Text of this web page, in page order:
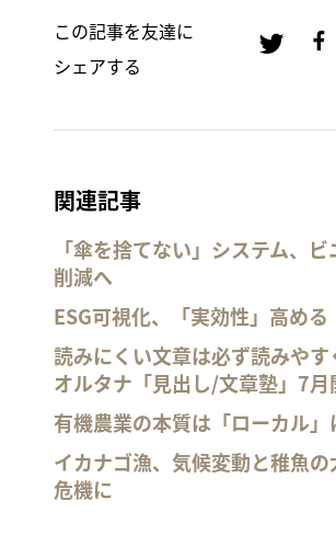
この記事を友達に
シェアする
関連記事
「傘を捨てない」システム、
削減へ
ESG可視化、「実効性」高める
読みにくい文章は必ず読みやす
オルタナ「見出し/文章塾」7月
有機農業の本質は「ローカル」
イカナゴ漁、気候変動と稚魚の
危機に